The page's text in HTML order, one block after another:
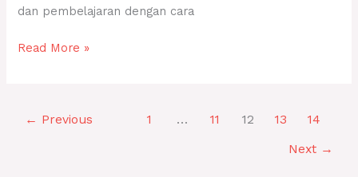
dan pembelajaran dengan cara
Read More »
← Previous 1 … 11 12 13 14
Next →